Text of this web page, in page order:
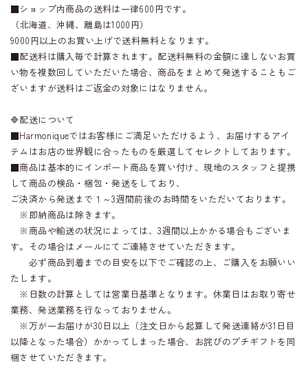
■ショップ内商品の送料は一律600円です。
（北海道、沖縄、離島は1000円）
9000円以上のお買い上げで送料無料となります。
■配送料は購入毎で計算されます。配送料無料の金額に達しないお買
い物を複数回していただいた場合、商品をまとめて発送することもご
ざいますが送料はご返金の対象にはなりません。
🔷配送について
■Harmoniqueではお客様にご満足いただけるよう、お届けするアイ
テムはお店の世界観に合ったものを厳選してセレクトしております。
■商品は基本的にインポート商品を買い付け、現地のスタッフと提携
して商品の検品・梱包・発送をしており、
ご決済から発送まで１～3週間前後のお時間をいただいております。
※即納商品は除きます。
※商品や輸送の状況によっては、3週間以上かかる場合もございま
す。その場合はメールにてご連絡させていただきます。
必ず商品到着までの目安を以下でご確認の上、ご購入をお願いい
たします。
※日数の計算としては営業日基準となります。休業日はお取り寄せ
業務、発送業務を行なっておりません。
※万が一お届けが30日以上（注文日から起算して発送連絡が31日目
以降となった場合）かかってしまった場合、お詫びのプチギフトを同
梱させていただきます。